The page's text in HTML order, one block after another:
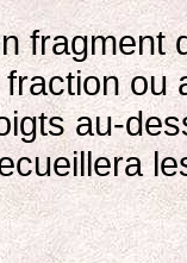
fragment
ou
au-